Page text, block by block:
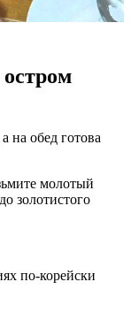
на обед готова
молотый
золотистого